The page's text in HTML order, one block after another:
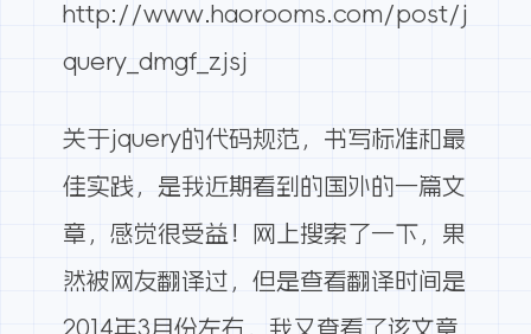
http://www.haorooms.com/post/j
query_dmgf_zjsj
关于jquery的代码规范，书写标准和最
佳实践，是我近期看到的国外的一篇文
章，感觉很受益！网上搜索了一下，果
然被网友翻译过，但是查看翻译时间是
2014年3月份左右，我又查看了该文章